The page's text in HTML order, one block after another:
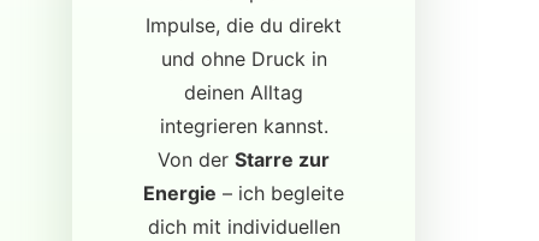
Impulse, die du direkt
und ohne Druck in
deinen Alltag
integrieren kannst.
Von derStarre zur
Energie – ich begleite
dich mit individuellen